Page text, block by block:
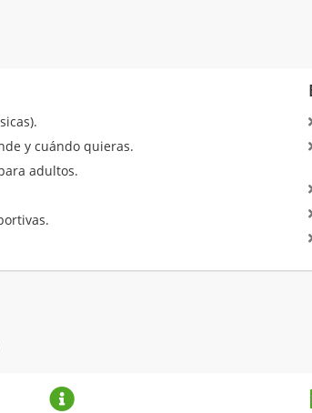
y cuándo quieras.
adultos.